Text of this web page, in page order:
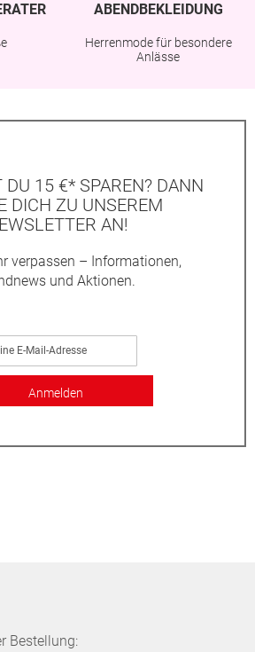
ABENDBEKLEIDUNG
Herrenmode für besondere
Anlässe
DU 15 €* SPAREN? DANN
DICH ZU UNSEREM
AN!
verpassen – Informationen,
und Aktionen.
Anmelden
Bestellung: